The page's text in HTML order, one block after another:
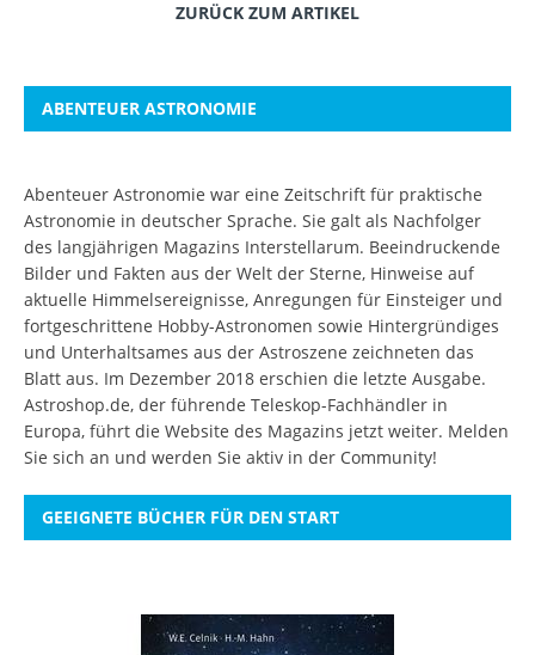
ZURÜCK ZUM ARTIKEL
ABENTEUER ASTRONOMIE
Abenteuer Astronomie war eine Zeitschrift für praktische
Astronomie in deutscher Sprache. Sie galt als Nachfolger
des langjährigen Magazins Interstellarum. Beeindruckende
Bilder und Fakten aus der Welt der Sterne, Hinweise auf
aktuelle Himmelsereignisse, Anregungen für Einsteiger und
fortgeschrittene Hobby-Astronomen sowie Hintergründiges
und Unterhaltsames aus der Astroszene zeichneten das
Blatt aus. Im Dezember 2018 erschien die letzte Ausgabe.
Astroshop.de, der führende Teleskop-Fachhändler in
Europa, führt die Website des Magazins jetzt weiter. Melden
Sie sich an und werden Sie aktiv in der Community!
GEEIGNETE BÜCHER FÜR DEN START